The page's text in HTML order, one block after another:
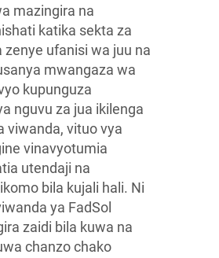
mazingira na
katika sekta za
ufanisi wa juu na
mwangaza wa
kupunguza
nguvu za jua ikilenga
viwanda, vituo vya
vinavyotumia
utendaji na
bila kujali hali. Ni
ya FadSol
zaidi bila kuwa na
chanzo chako